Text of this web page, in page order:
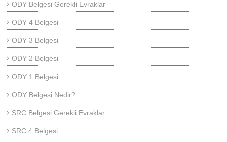
ODY Belgesi Gerekli Evraklar
ODY 4 Belgesi
ODY 3 Belgesi
ODY 2 Belgesi
ODY 1 Belgesi
ODY Belgesi Nedir?
SRC Belgesi Gerekli Evraklar
SRC 4 Belgesi